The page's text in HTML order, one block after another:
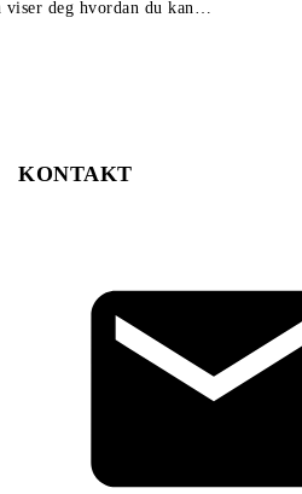
viser deg hvordan du kan
KONTAKT